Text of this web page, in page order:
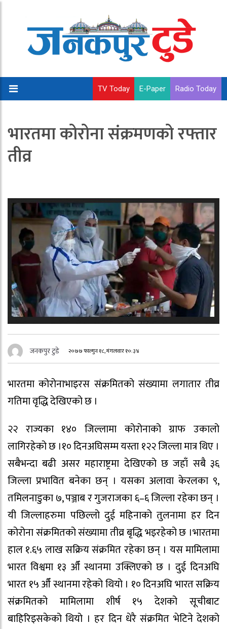
TV Today E-Paper Radio Today
भारतमा कोरोना संक्रमणको रफ्तार
तीव्र
जनकपुर टुडे २०७७ फाल्गुन १८, मंगलवार १०:३४
भारतमा कोरोनाभाइरस संक्रमितको संख्यामा लगातार तीव्र
गतिमा वृद्धि देखिएको छ ।
२२ राज्यका १४० जिल्लामा कोरोनाको ग्राफ उकालो
लागिरहेको छ ।१० दिनअघिसम्म यस्ता १२२ जिल्ला मात्र थिए ।
सबैभन्दा बढी असर महाराष्ट्रमा देखिएको छ जहाँ सबै ३६
जिल्ला प्रभावित बनेका छन् । यसका अलावा केरलका ९,
तमिलनाडुका ७, पञ्जाब र गुजराजका ६–६ जिल्ला रहेका छन् ।
यी जिल्लाहरुमा पछिल्लो दुई महिनाको तुलनामा हर दिन
कोरोना संक्रमितको संख्यामा तीव्र बृद्धि भइरहेको छ ।भारतमा
हाल १.६५ लाख सक्रिय संक्रमित रहेका छन् । यस मामिलामा
भारत विश्वमा १३ औँ स्थानमा उक्लिएको छ । दुई दिनअघि
भारत १५ औँ स्थानमा रहेको थियो । १० दिनअघि भारत सक्रिय
संक्रमितको मामिलामा शीर्ष १५ देशको सूचीबाट
बाहिरिइसकेको थियो । हर दिन धेरै संक्रमित भेटिने देशको